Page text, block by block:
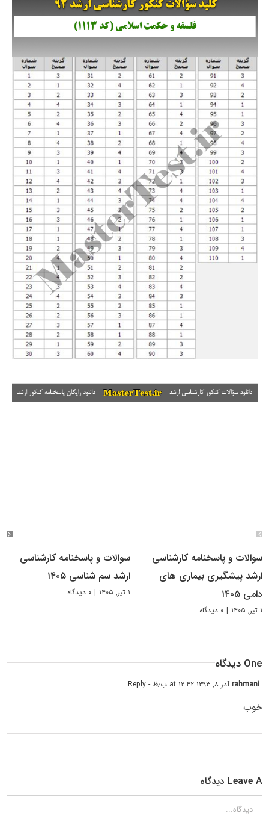
سوالات و پاسخنامه کارشناسی
ارشد پیشگیری بیماری های
دامی ۱۴۰۵
۱ تیر, ۱۴۰۵ | ۰ دیدگاه
سوالات و پاسخنامه کارشناسی
ارشد سم شناسی ۱۴۰۵
۱ تیر, ۱۴۰۵ | ۰ دیدگاه
One دیدگاه
rahmaniآذر ۸, ۱۳۹۳ at ۱۲:۴۲ ب٫ظ - Reply
خوب
Leave A دیدگاه
دیدگاه